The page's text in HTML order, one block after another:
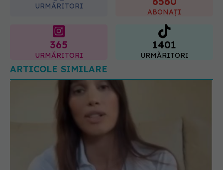
365 1401
URMĂRITORI
ARTICOLE SIMILARE
Alina Pușcău dezvăluie diagnosticul care i-a